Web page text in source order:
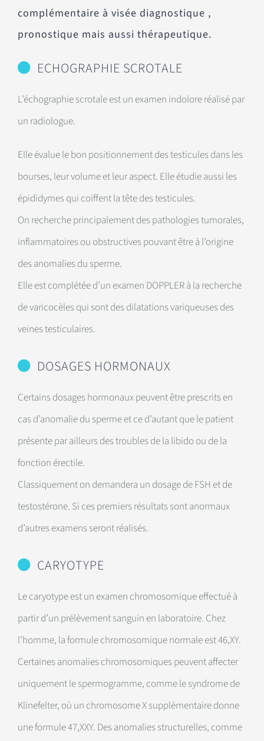
complémentaire à visée diagnostique ,
pronostique mais aussi thérapeutique.
ECHOGRAPHIE SCROTALE
L’échographie scrotale est un examen indolore réalisé par
un radiologue.
Elle évalue le bon positionnement des testicules dans les
bourses, leur volume et leur aspect. Elle étudie aussi les
épididymes qui coiffent la tête des testicules.
On recherche principalement des pathologies tumorales,
inflammatoires ou obstructives pouvant être à l’origine
des anomalies du sperme.
Elle est complétée d’un examen DOPPLER à la recherche
de varicocèles qui sont des dilatations variqueuses des
veines testiculaires.
DOSAGES HORMONAUX
Certains dosages hormonaux peuvent être prescrits en
cas d’anomalie du sperme et ce d’autant que le patient
présente par ailleurs des troubles de la libido ou de la
fonction érectile.
Classiquement on demandera un dosage de FSH et de
testostérone. Si ces premiers résultats sont anormaux
d’autres examens seront réalisés.
CARYOTYPE
Le caryotype est un examen chromosomique effectué à
partir d’un prélèvement sanguin en laboratoire. Chez
l’homme, la formule chromosomique normale est 46,XY.
Certaines anomalies chromosomiques peuvent affecter
uniquement le spermogramme, comme le syndrome de
Klinefelter, où un chromosome X supplémentaire donne
une formule 47,XXY. Des anomalies structurelles, comme